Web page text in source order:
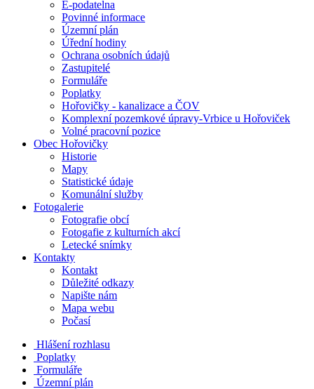
E-podatelna
Povinné informace
Územní plán
Úřední hodiny
Ochrana osobních údajů
Zastupitelé
Formuláře
Poplatky
Hořovičky - kanalizace a ČOV
Komplexní pozemkové úpravy-Vrbice u Hořoviček
Volné pracovní pozice
Obec Hořovičky
Historie
Mapy
Statistické údaje
Komunální služby
Fotogalerie
Fotografie obcí
Fotogafie z kulturních akcí
Letecké snímky
Kontakty
Kontakt
Důležité odkazy
Napište nám
Mapa webu
Počasí
Hlášení rozhlasu
Poplatky
Formuláře
Územní plán